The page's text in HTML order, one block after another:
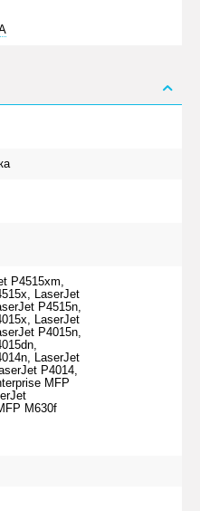
P4515xm,
LaserJet
P4515n,
LaserJet
P4015n,
LaserJet
P4014,
MFP
M630f